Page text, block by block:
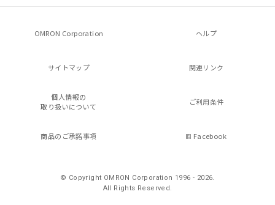
OMRON Corporation ヘルプ
サイトマップ 関連リンク
個人情報の
取り扱いについて
ご利用条件
商品のご承諾事項 Facebook
© Copyright OMRON Corporation 1996 - 2026.
All Rights Reserved.